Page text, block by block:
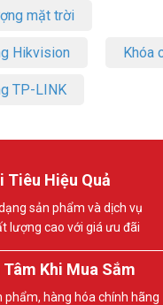
mặt trời
Hikvision Khóa
TP-LINK
Tiêu Hiệu Quả
sản phẩm và dịch vụ
lượng cao với giá ưu đãi
Tâm Khi Mua Sắm
phẩm, hàng hóa chính hãng